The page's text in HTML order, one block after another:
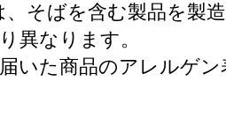
そばを含む製品を製造
異なります。
いた商品のアレルゲ